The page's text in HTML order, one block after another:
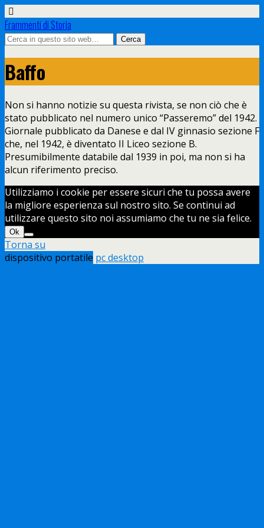
Frammenti di Storia
Baffo
Non si hanno notizie su questa rivista, se non ciò che è
stato pubblicato nel numero unico “Passeremo” del 1942.
Giornale pubblicato da Danese e dal IV ginnasio sezione F
che, nel 1942, è diventato II Liceo sezione B.
Presumibilmente databile dal 1939 in poi, ma non si ha
alcun riferimento preciso.
Utilizziamo i cookie per essere sicuri che tu possa avere
la migliore esperienza sul nostro sito. Se continui ad
utilizzare questo sito noi assumiamo che tu ne sia felice.
Ok
Torna su
dispositivo portatile pc desktop